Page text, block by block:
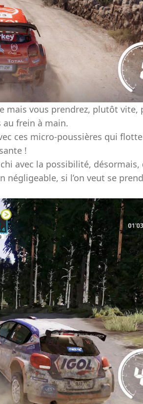
mais vous prendrez, plutôt vite,
au frein à main.
ces micro-poussières qui
!
avec la possibilité, désormais,
si l’on veut se